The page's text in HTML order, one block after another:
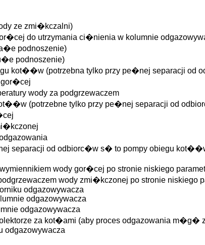
ze zmi�kczalni)
do utrzymania ci�nienia w kolumnie
podnoszenie)
podnoszenie)
kot��w (potrzebna tylko przy pe�nej separacji od
gor�cej
wody za podgrzewaczem
(potrzebne tylko przy pe�nej separacji od
separacji od odbiorc�w s� to pompy obiegu
wody gor�cej po stronie niskiego
wody zmi�kczonej po stronie niskiego
odgazowywacza
odgazowywacza
odgazowywacza
za kot�ami (aby proces odgazowania
odgazowywacza